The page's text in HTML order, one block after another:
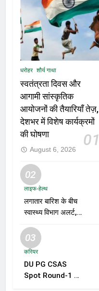
धरोहर शौर्य गाथा
स्वतंत्रता दिवस और
आगामी सांस्कृतिक
आयोजनों की तैयारियाँ तेज़,
देशभर में विशेष कार्यक्रमों
की घोषणा
01
August 6, 2026
02
लाइफ-हेल्थ
लगातार बारिश के बीच
स्वास्थ्य विभाग अलर्ट,
वायरल बुखार की
रोकथाम के लिए राज्यों
निर्देश
03
करियर
DU PG CSAS
Spot Round-1 की